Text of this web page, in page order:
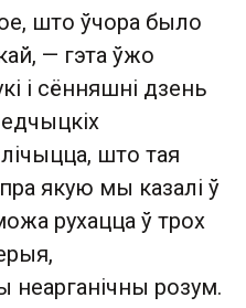
што ўчора было
— гэта ўжо
і сённяшні дзень
што тая
якую мы казалі ў
рухацца ў трох
неарганічны розум.